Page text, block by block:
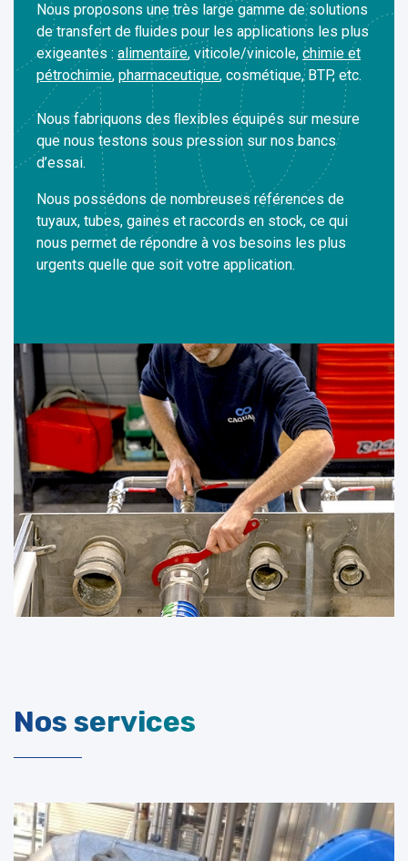
Nous proposons une très large gamme de solutions
de transfert de ﬂuides pour les applications les plus
exigeantes : alimentaire, viticole/vinicole, chimie et
pétrochimie, pharmaceutique, cosmétique, BTP, etc.
Nous fabriquons des ﬂexibles équipés sur mesure
que nous testons sous pression sur nos bancs
d’essai.
Nous possédons de nombreuses références de
tuyaux, tubes, gaines et raccords en stock, ce qui
nous permet de répondre à vos besoins les plus
urgents quelle que soit votre application.
Nos services